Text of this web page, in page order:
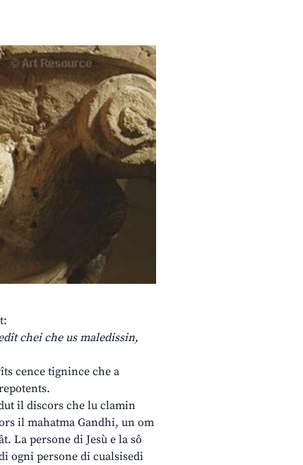
chei che us maledissin,
cence tignince che a
il discors che lu clamin
il mahatma Gandhi, un om
La persone di Jesù e la sô
ogni persone di cualsisedi